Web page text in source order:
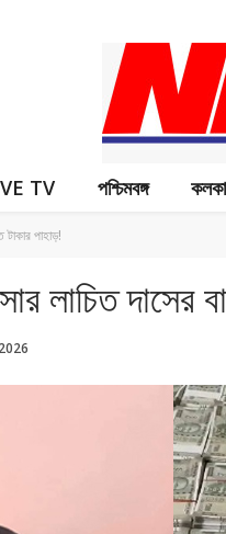
TV পশ্চিমবঙ্গ
টাকার পাহাড়!
লাচিত দাসের